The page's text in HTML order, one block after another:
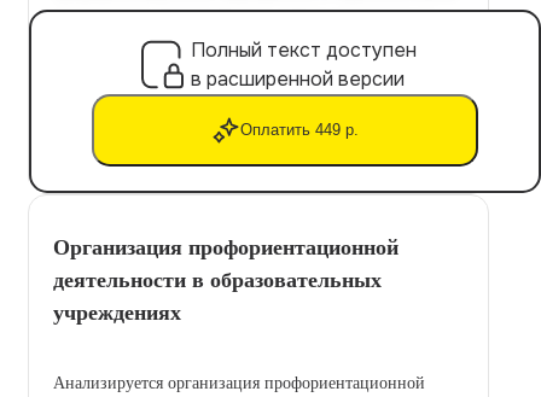
Полный текст доступен
в расширенной версии
Оплатить 449 р.
Организация профориентационной
деятельности в образовательных
учреждениях
Анализируется организация профориентационной